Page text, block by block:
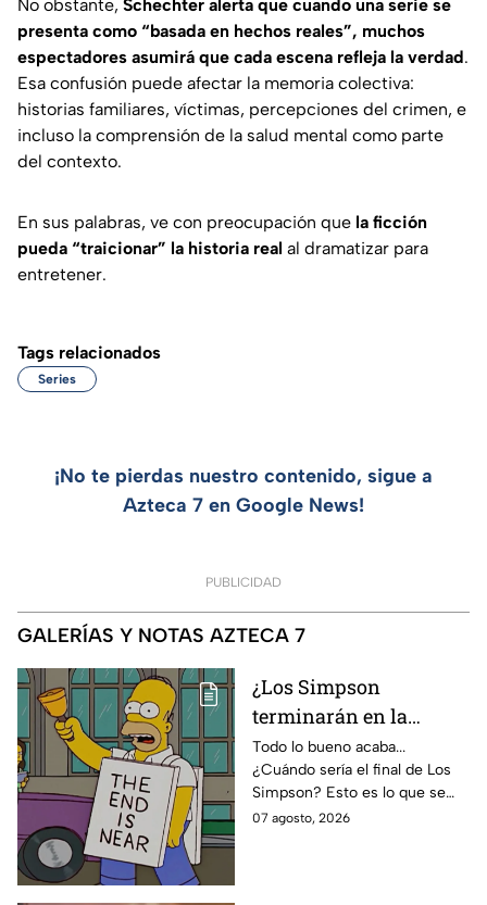
No obstante, Schechter alerta que cuando una serie se
presenta como “basada en hechos reales”, muchos
espectadores asumirá que cada escena refleja la verdad.
Esa confusión puede afectar la memoria colectiva:
historias familiares, víctimas, percepciones del crimen, e
incluso la comprensión de la salud mental como parte
del contexto.
En sus palabras, ve con preocupación que la ficción
pueda “traicionar” la historia real al dramatizar para
entretener.
Tags relacionados
Series
¡No te pierdas nuestro contenido, sigue a
Azteca 7 en Google News!
PUBLICIDAD
GALERÍAS Y NOTAS AZTECA 7
¿Los Simpson
terminarán en la
temporada 40? Actriz
de Bart Simpson da
IMPACTANTE
declaración
Todo lo bueno acaba...
¿Cuándo sería el final de Los
Simpson? Esto es lo que se
sabe:
07 agosto, 2026